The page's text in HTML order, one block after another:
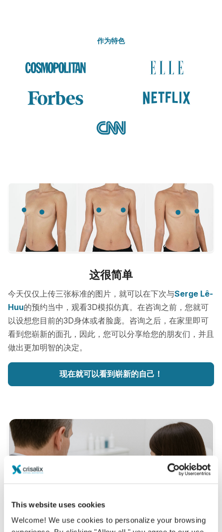
This website uses cookies
Welcome! We use cookies to personalize your browsing
作为特色
这很简单
今天仅仅上传三张标准的图片，就可以在下次与Serge Lê-
Huu的预约当中，观看3D模拟仿真。在咨询之前，您就可
以设想您目前的3D身体或者脸庞。咨询之后，在家里即可
看到您崭新的面孔，因此，您可以分享给您的朋友们，并且
做出更加明智的决定。
现在就可以看到崭新的自己！